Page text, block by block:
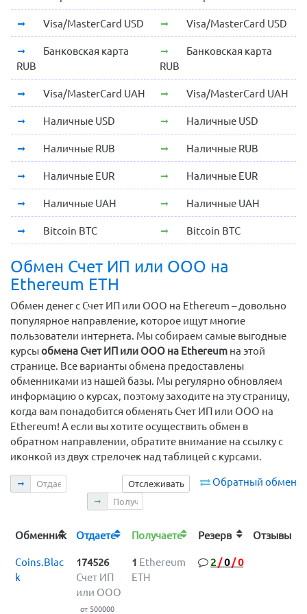
Visa/MasterCard USD Visa/MasterCard USD
Банковская карта
RUB
Банковская карта
RUB
Visa/MasterCard UAH Visa/MasterCard UAH
Наличные USD Наличные USD
Наличные RUB Наличные RUB
Наличные EUR Наличные EUR
Наличные UAH Наличные UAH
Bitcoin BTC Bitcoin BTC
Обмен Счет ИП или ООО на
Ethereum ETH
Обмен денег с Счет ИП или ООО на Ethereum – довольно
популярное направление, которое ищут многие
пользователи интернета. Мы собираем самые выгодные
курсыобмена Счет ИП или ООО на Ethereum на этой
странице. Все варианты обмена предоставлены
обменниками из нашей базы. Мы регулярно обновляем
информацию о курсах, поэтому заходите на эту страницу,
когда вам понадобится обменять Счет ИП или ООО на
Ethereum! А если вы хотите осуществить обмен в
обратном направлении, обратите внимание на ссылку с
иконкой из двух стрелочек над таблицей с курсами.
Обратный обмен
Отслеживать
Отдаете
Получаете
Обменник Отдаете Получаете Резерв Отзывы
Coins.Blac
k
174526
Счет ИП
или ООО
от 500000
1 Ethereum
ETH
2 /0/0